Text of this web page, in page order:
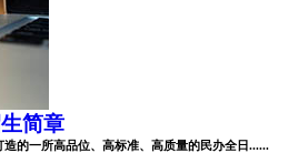
简章
的一所高品位、高标准、高质量的民办全日......